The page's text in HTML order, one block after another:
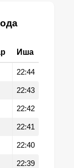
Иша
22:44
22:43
22:42
22:41
22:40
22:39